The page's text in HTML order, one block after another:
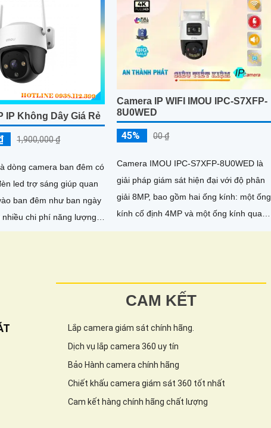
IP Không Dây Giá Rẻ
1,900,000 ₫
dòng camera ban đêm có
led trợ sáng giúp quan
ban đêm như ban ngày
nhiều chi phí năng lượng.
bị...
Camera IP WIFI IMOU IPC-S7XFP-
8U0WED
45% 00 ₫
Camera IMOU IPC-S7XFP-8U0WED là
giải pháp giám sát hiện đại với độ phân
giải 8MP, bao gồm hai ống kính: một ống
kính cố định 4MP và một ống kính quay
quét 4MP. Thiết bị này nổi bật với khả
CAM KẾT
Lắp camera giám sát chính hãng.
Dịch vụ lắp camera 360 uy tín
Bảo Hành camera chính hãng
Chiết khấu camera giám sát 360 tốt nhất
Cam kết hàng chính hãng chất lượng